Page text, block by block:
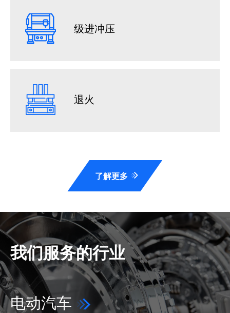
级进冲压
退火
了解更多
我们服务的行业
电动汽车